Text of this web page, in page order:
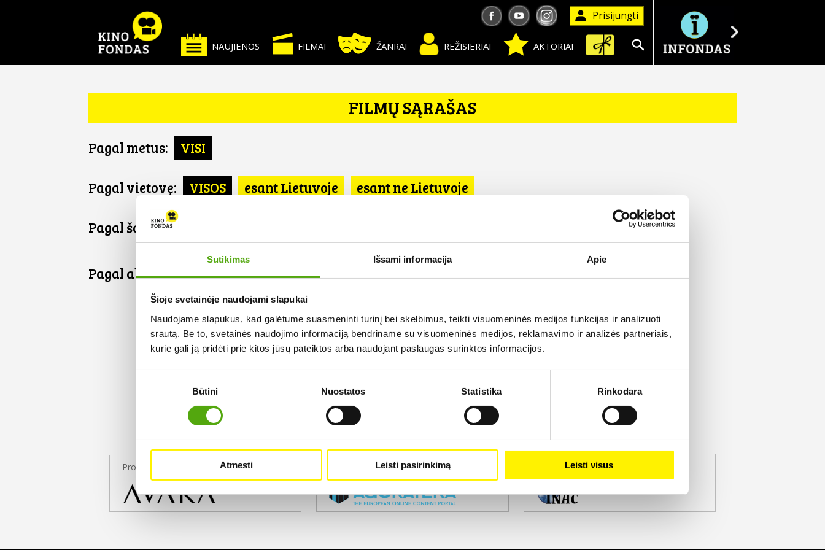
Sutikimas Išsami informacija Apie
Šioje svetainėje naudojami slapukai
Naudojame slapukus, kad galėtume suasmeninti turinį bei skelbimus, teikti visuomeninės medijos funkcijas ir analizuoti
srautą. Be to, svetainės naudojimo informaciją bendriname su visuomeninės medijos, reklamavimo ir analizės partneriais,
kurie gali ją pridėti prie kitos jūsų pateiktos arba naudojant paslaugas surinktos informacijos.
Būtini Nuostatos Statistika Rinkodara
Atmesti Leisti pasirinkimą Leisti visus
Prisijungti
AKTORIAI
REŽISIERIAI
ŽANRAI
FILMAI
NAUJIENOS
Ieškoti
FILMŲ SĄRAŠAS
Pagal metus: VISI
Pagal vietovę: VISOS esant Lietuvoje esant ne Lietuvoje
Pagal šalį: VISOS
Pagal abėcėlę:
Projekto partneris Projekto partneris Projekto partneris